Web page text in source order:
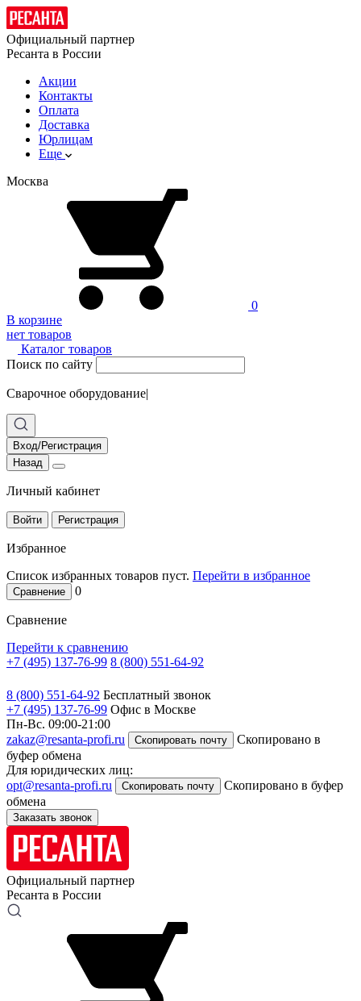
Официальный партнер
Ресанта в России
Акции
Контакты
Оплата
Доставка
Юрлицам
Еще
Москва
0
В корзине
нет товаров
Каталог товаров
Поиск по сайту
Сварочное оборудование|
Вход/Регистрация
Назад
Личный кабинет
Войти Регистрация
Избранное
Список избранных товаров пуст. Перейти в избранное
Сравнение 0
Сравнение
Перейти к сравнению
+7 (495) 137-76-99 8 (800) 551-64-92
8 (800) 551-64-92 Бесплатный звонок
+7 (495) 137-76-99 Офис в Москве
Пн-Вс. 09:00-21:00
zakaz@resanta-profi.ru
Скопировать почту
Скопировано в
буфер обмена
Для юридических лиц:
opt@resanta-profi.ru
Скопировать почту
Скопировано в буфер
обмена
Заказать звонок
Официальный партнер
Ресанта в России